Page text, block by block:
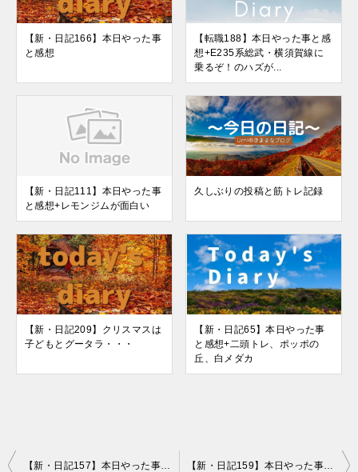
【新・日記166】本日やった事
と感想
【転職188】本日やった事と感
想+E235系総武・横須賀線に
乗るぞ！のハズが...
【新・日記111】本日やった事
と感想+レモンジムが面白い
久しぶりの投稿と筋トレ記録
【新・日記209】クリスマスは
子どもとグータラ・・・
【新・日記65】本日やった事
と感想+二頭トレ、ポッポの
丘、白メダカ
投
【新・日記157】本日やった事と感想 【新・日記159】本日やった事と感想+伊吹有喜さん『BAR追分』読了